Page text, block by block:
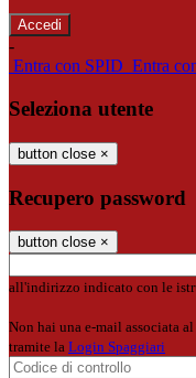
-
Entra con SPID Entra
Seleziona utente
button close ×
Recupero password
button close ×
all'indirizzo indicato con le
Non hai una e-mail associata
tramite la Login Spaggiari